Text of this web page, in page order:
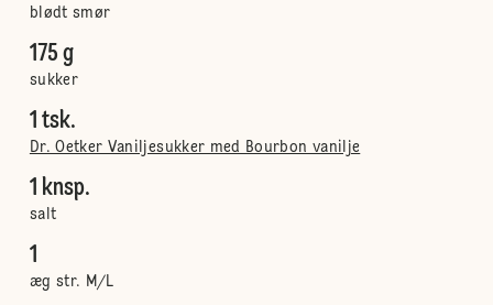
blødt smør
175 g
sukker
1 tsk.
Dr. Oetker Vaniljesukker med Bourbon vanilje
1 knsp.
salt
1
æg str. M/L